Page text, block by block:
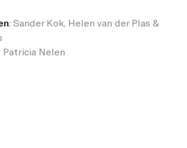
: Sander Kok, Helen van der Plas &
Patricia Nelen